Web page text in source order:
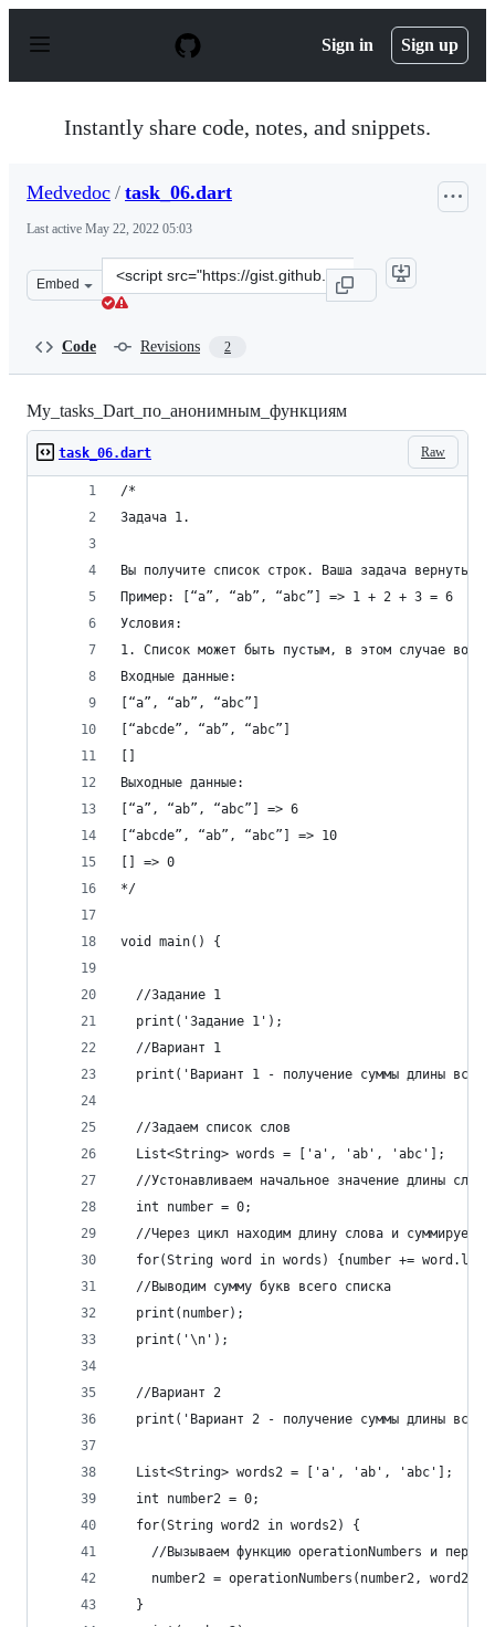
p
Sign in Sign up
Instantly share code, notes, and snippets.
Medvedoc / task_06.dart
Last active May 22, 2022 05:03
Embed
Clone
this
Code Revisions 2
My_tasks_Dart_по_анонимным_функциям
Raw
task_06.dart
/*
Задача 1.
Вы получите список строк. Ваша задача вернуть
Пример: [“a”, “ab”, “abc”] => 1 + 2 + 3 = 6
Условия:
1. Список может быть пустым, в этом случае
Входные данные:
[“a”, “ab”, “abc”]
[“abcde”, “ab”, “abc”]
Выходные данные:
[“a”, “ab”, “abc”] => 6
[“abcde”, “ab”, “abc”] => 10
[] => 0
*/
void main() {
  //Задание 1
  print('Задание 1');
  //Вариант 1
print('Вариант 1 - получение суммы длины всех
  //Задаем список слов
  List<String> words = ['a', 'ab', 'abc'];
  //Устонавливаем начальное значение длины слова
  int number = 0;
//Через цикл находим длину слова и суммируем
for(String word in words) {number +=
  //Выводим сумму букв всего списка
  print(number);
  print('\n');
  //Вариант 2
print('Вариант 2 - получение суммы длины всех
  List<String> words2 = ['a', 'ab', 'abc'];
  int number2 = 0;
  for(String word2 in words2) {
//Вызываем функцию operationNumbers и
number2 = operationNumbers(number2,
  }